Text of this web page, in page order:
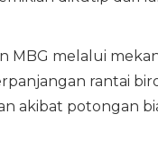
MBG melalui
rantai
akibat potongan